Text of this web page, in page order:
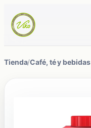
Tienda/Café, té y bebidas